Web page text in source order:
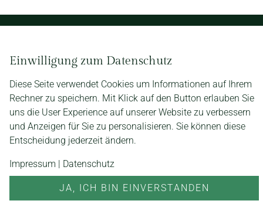
Einwilligung zum Datenschutz
Diese Seite verwendet Cookies um Informationen auf Ihrem
Rechner zu speichern. Mit Klick auf den Button erlauben Sie
uns die User Experience auf unserer Website zu verbessern
und Anzeigen für Sie zu personalisieren. Sie können diese
Entscheidung jederzeit ändern.
Impressum | Datenschutz
JA, ICH BIN EINVERSTANDEN
Diese Homepage wurde erstellt von
LINUS WITTICH Medien KG Forchheim